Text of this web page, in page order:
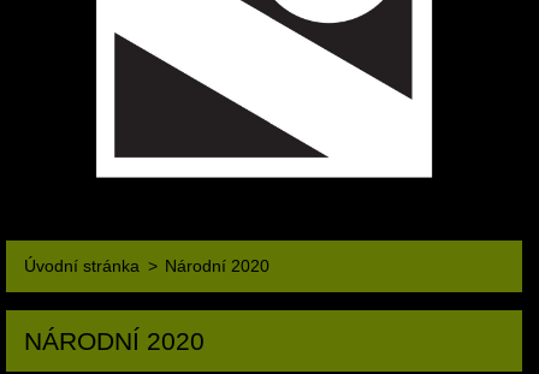
Úvodní stránka > Národní 2020
NÁRODNÍ 2020